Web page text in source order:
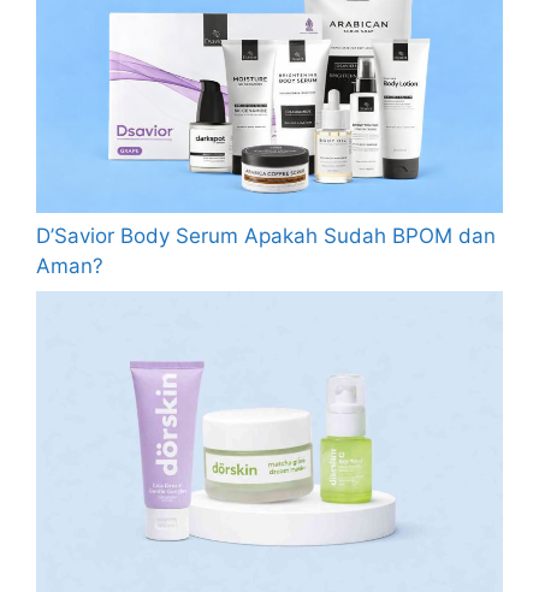
D’Savior Body Serum Apakah Sudah BPOM dan
Aman?